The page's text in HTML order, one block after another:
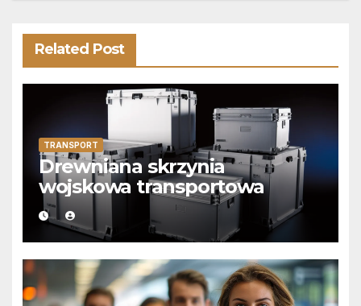
Related Post
TRANSPORT
Drewniana skrzynia
wojskowa transportowa